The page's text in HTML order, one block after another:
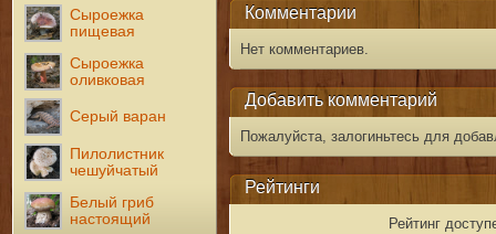
Сыроежка
пищевая
Сыроежка
оливковая
Серый варан
Пилолистник
чешуйчатый
Белый гриб
настоящий
Комментарии
Нет комментариев.
Добавить комментарий
Пожалуйста, залогиньтесь для
Рейтинги
Рейтинг